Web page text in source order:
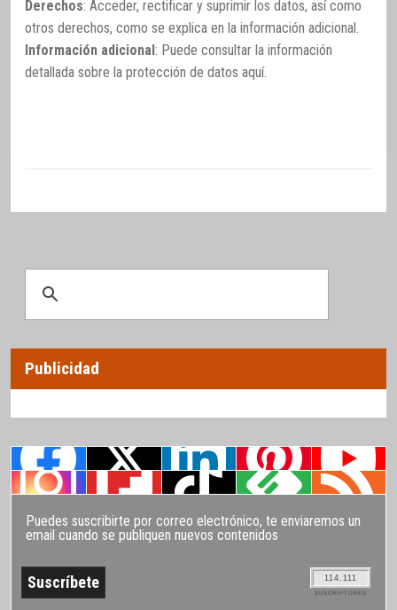
Derechos: Acceder, rectificar y suprimir los datos, así como
otros derechos, como se explica en la información adicional.
Información adicional: Puede consultar la información
detallada sobre la protección de datos aquí.
Publicidad
Puedes suscribirte por correo electrónico, te enviaremos un
email cuando se publiquen nuevos contenidos
114.111
SUSCRIPTORES